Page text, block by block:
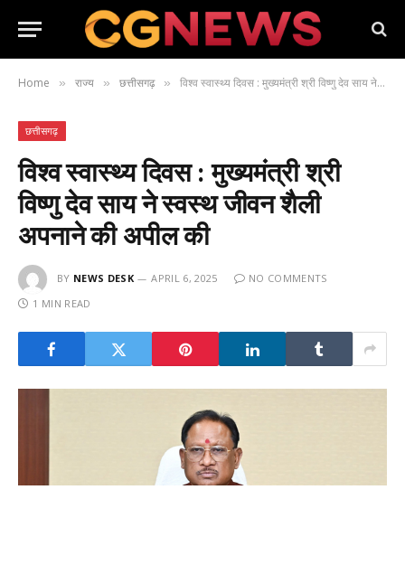
Home » राज्य » छत्तीसगढ़ » विश्व स्वास्थ्य दिवस : मुख्यमंत्री श्री विष्णु देव साय ने स्वस्थ जीवन शैली अपनाने की अपील की
छत्तीसगढ़
विश्व स्वास्थ्य दिवस : मुख्यमंत्री श्री
विष्णु देव साय ने स्वस्थ जीवन शैली
अपनाने की अपील की
BY NEWS DESK APRIL 6, 2025
NO COMMENTS
1 MIN READ